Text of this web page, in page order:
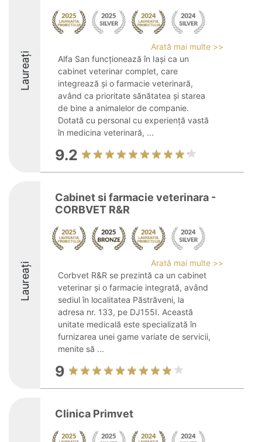
Laureați
Arată mai multe >>
Alfa San funcționează în Iași ca un
cabinet veterinar complet, care
integrează și o farmacie veterinară,
având ca prioritate sănătatea și starea
de bine a animalelor de companie.
Dotată cu personal cu experiență vastă
în medicina veterinară, ...
9.2
Laureați
Cabinet si farmacie veterinara -
CORBVET R&R
Arată mai multe >>
Corbvet R&R se prezintă ca un cabinet
veterinar și o farmacie integrată, având
sediul în localitatea Păstrăveni, la
adresa nr. 133, pe DJ155I. Această
unitate medicală este specializată în
furnizarea unei game variate de servicii,
menite să ...
9
Clinica Primvet